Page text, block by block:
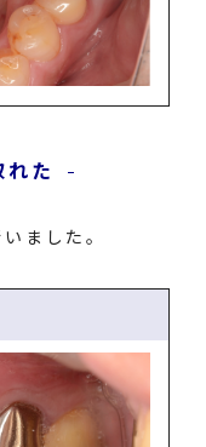
た
ました。